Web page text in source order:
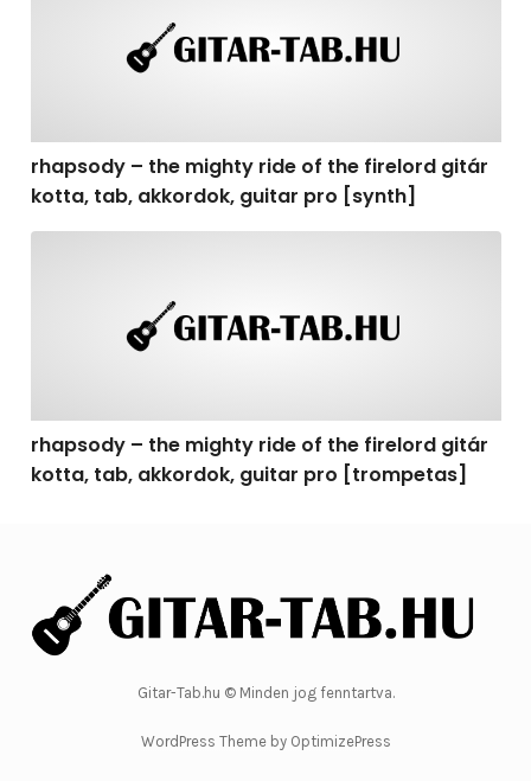
rhapsody – the mighty ride of the firelord gitár
kotta, tab, akkordok, guitar pro [synth]
rhapsody – the mighty ride of the firelord gitár
kotta, tab, akkordok, guitar pro [trompetas]
Gitar-Tab.hu © Minden jog fenntartva.
WordPress Theme by OptimizePress